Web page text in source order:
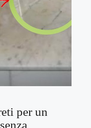
per un